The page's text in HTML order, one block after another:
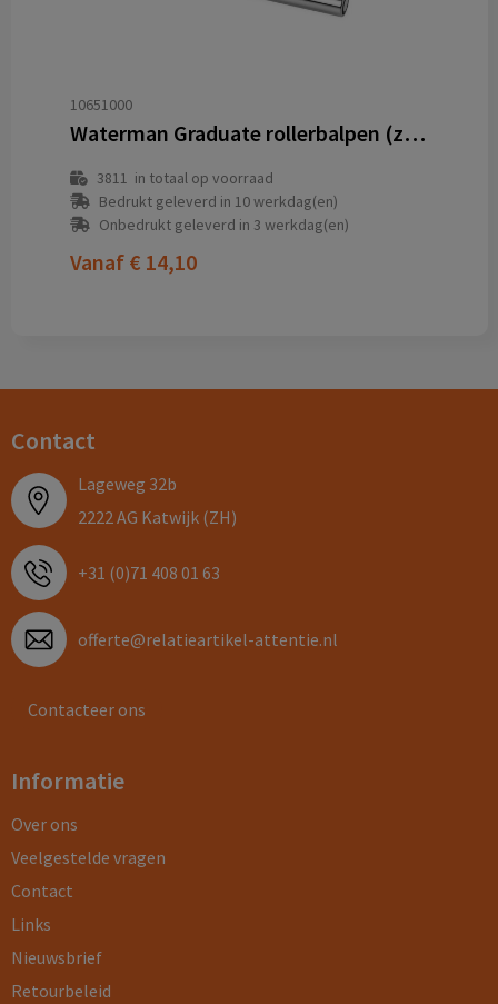
10651000
Waterman Graduate rollerbalpen (zwarte inkt)
3811 in totaal op voorraad
Bedrukt geleverd in 10 werkdag(en)
Onbedrukt geleverd in 3 werkdag(en)
Vanaf € 14,10
Contact
Lageweg 32b
2222 AG Katwijk (ZH)
+31 (0)71 408 01 63
offerte@relatieartikel-attentie.nl
Contacteer ons
Informatie
Over ons
Veelgestelde vragen
Contact
Links
Nieuwsbrief
Retourbeleid